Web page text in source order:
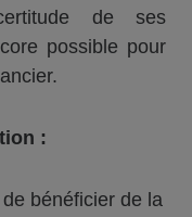
de ses
possible pour
:
bénéficier de la